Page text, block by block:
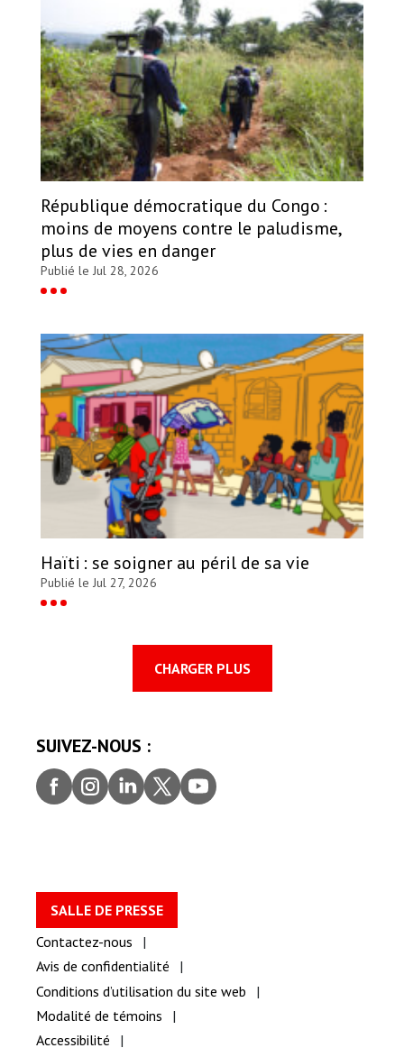
République démocratique du Congo :
moins de moyens contre le paludisme,
plus de vies en danger
Publié le Jul 28, 2026
Haïti : se soigner au péril de sa vie
Publié le Jul 27, 2026
CHARGER PLUS
SUIVEZ-NOUS :
Faceb
ook
Insta
gram
Linke
dIn
Twitt
er
youtu
be
SALLE DE PRESSE
Contactez-nous
Avis de confidentialité
Conditions d’utilisation du site web
Modalité de témoins
Accessibilité